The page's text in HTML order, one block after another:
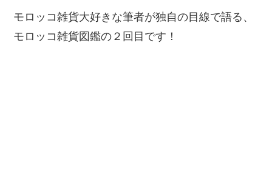
モロッコ雑貨大好きな筆者が独自の目線で語る、
モロッコ雑貨図鑑の２回目です！